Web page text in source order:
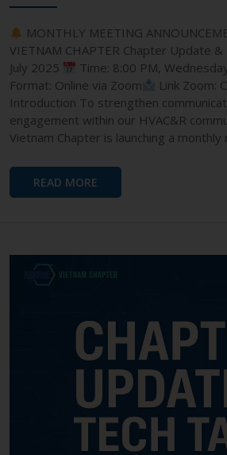
MONTHLY MEETING
VIETNAM CHAPTER Chapter Update &
July 2025
Time: 8:00 PM,
Format: Online via Zoom
Link Zoom:
Introduction To strengthen
engagement within our HVAC&R
Vietnam Chapter is launching a
READ MORE